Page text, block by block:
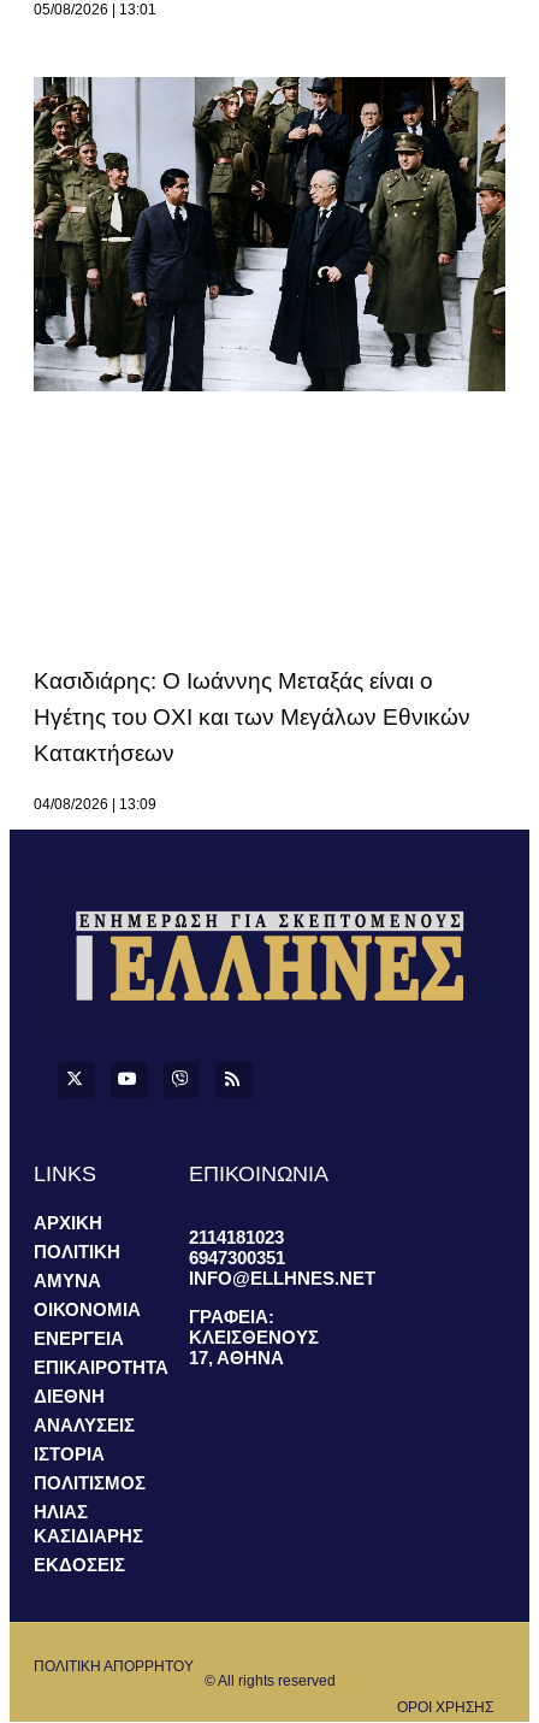
05/08/2026 13:01
Κασιδιάρης: Ο Ιωάννης Μεταξάς είναι ο
Ηγέτης του ΟΧΙ και των Μεγάλων Εθνικών
Κατακτήσεων
04/08/2026 13:09
LINKS
ΑΡΧΙΚΗ
ΠΟΛΙΤΙΚΗ
ΑΜΥΝΑ
ΟΙΚΟΝΟΜΙΑ
ΕΝΕΡΓΕΙΑ
ΕΠΙΚΑΙΡΟΤΗΤΑ
ΔΙΕΘΝΗ
ΑΝΑΛΥΣΕΙΣ
ΙΣΤΟΡΙΑ
ΠΟΛΙΤΙΣΜΟΣ
ΗΛΙΑΣ
ΚΑΣΙΔΙΑΡΗΣ
ΕΚΔΟΣΕΙΣ
ΕΠΙΚΟΙΝΩΝΙΑ
2114181023
6947300351
INFO@ELLHNES.NET
ΓΡΑΦΕΙΑ:
ΚΛΕΙΣΘΕΝΟΥΣ
17, ΑΘΗΝΑ
ΠΟΛΙΤΙΚΗ ΑΠΟΡΡΗΤΟΥ
© All rights reserved
ΟΡΟΙ ΧΡΗΣΗΣ